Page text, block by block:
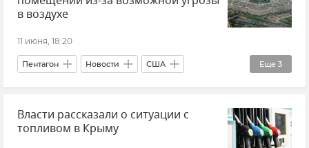
Атаки ВСУ
в воздухе
11 июня, 18:20
Еще 3
Пентагон Новости США
Происшествия
Безопасность Республики Крым и Севастополя
Власти рассказали о ситуации с
топливом в Крыму